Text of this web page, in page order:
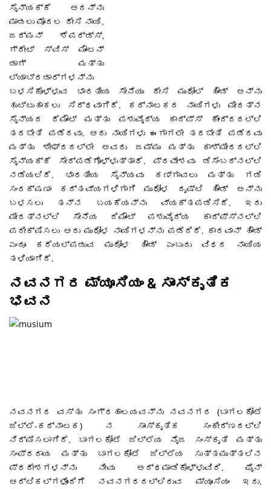
ಸೈನ್ಯಕ್ಕೆ ಅದನ್ನು
ಮಾಡಲು ಮೊದಲ ದೇಸಿ ನಾಯಿ.
ಜರ್ಮನ್ ಶೆಪರ್ಡ್ಸ್,
ಗ್ರೇಟ್ ಸ್ವಿಸ್ ಮೌಂಟನ್
ಡಾಗ್ ಮತ್ತು
ಲ್ಯಾಬ್ರಡಾರ್ಗಳನ್ನು
ಬಳಸಿಕೊಳ್ಳುವ ಭಾರತೀಯ ಸೇನೆಯು ದೇಸಿ ಮುಧೋಲ್ ಹೌಂಡ್ ಅನ್ನು
ಹುಟ್ಟುಹಾಕಲು ಸಿದ್ಧವಾಗಿದೆ. ಕರ್ನಾಟಕದ ನಾಯಿಗಳು ಮೀರತ್ನ
ಸೈನ್ಯದ ರೆಮೌಂಟ್ ಮತ್ತು ಪಶುವೈದ್ಯ ಕಾರ್ಪ್ಸ್ ಕೇಂದ್ರದಲ್ಲಿ
ತರಬೇತಿ ಪಡೆದವು. ಆರು ನಾಯಿಗಳು ಈಗಾಗಲೇ ತರಬೇತಿ ಪಡೆದವು
ಮತ್ತು ಶೀಘ್ರದಲ್ಲೇ ಅವರು ಜಮ್ಮು ಮತ್ತು ಕಾಶ್ಮೀರದಲ್ಲಿ
ಸೈನ್ಯಕ್ಕೆ ಸೇರ್ಪಡೆಗೊಳ್ಳುತ್ತಾರೆ. ಪ್ರವೇಶವು ಡಿಸೆಂಬರ್ನಲ್ಲಿ
ನಡೆಯಲಿದೆ. ಭಾರತೀಯ ಸೈನ್ಯವು ಕಣ್ಗಾವಲು ಮತ್ತು ಗಡಿ
ಸಂರಕ್ಷಣಾ ಕರ್ತವ್ಯಗಳಿಗಾಗಿ ಮುಧೋಳ ದೃಷ್ಟಿ ಹೌಂಡ್ ಅನ್ನು
ಬಳಸಲು ತನ್ನ ಬಯಕೆಯನ್ನು ವ್ಯಕ್ತಪಡಿಸಿದೆ. ಇದು
ಮೀರತ್ನಲ್ಲಿ ಸೇನೆಯ ರಿಮೌಂಟ್ ಪಶುವೈದ್ಯ ಕಾರ್ಪ್ಸ್ನಲ್ಲಿ
ಪರೀಕ್ಷಿಸಲು ಆರು ಮುಧೋಳ ನಾಯಿಗಳನ್ನು ಪಡೆದಿದೆ. ಕಾರವಾನ್ ಹೌಂಡ್
ಎಂದೂ ಕರೆಯಲ್ಪಡುವ ಮುದೋಳ ಹೌಂಡ್ ಎಂಬುದು ವಿಧದ ನಾಯಿಯ
ತಳಿಯಾಗಿದೆ.
ನವನಗರ ಮ್ಯೂಸಿಯಂ & ಸಾಂಸ್ಕೃತಿಕ
ಭವನ
ನವನಗರ ವಸ್ತು ಸಂಗ್ರಹಾಲಯವನ್ನು ನವನಗರ (ಬಾಗಲಕೋಟೆ
ಜಿಲ್ಲೆ-ಕರ್ನಾಟಕ) ನ ಸಾಂಸ್ಕೃತಿಕ ಸಂಕೀರ್ಣದಲ್ಲಿ
ನಿರ್ಮಿಸಲಾಗಿದೆ. ಬಾಗಲಕೋಟೆ ಜಿಲ್ಲೆಯ ನೈಜ ಸಂಸ್ಕೃತಿ ಮತ್ತು
ಸಂಪ್ರದಾಯ ಮತ್ತು ಬಾಗಲಕೋಟೆ ಜಿಲ್ಲೆಯ ಸುತ್ತಮುತ್ತಲಿನ
ಪ್ರದೇಶಗಳನ್ನು ನೀವು ಅರ್ಥಮಾಡಿಕೊಳ್ಳುವಿರಿ. ಫೈನ್
ಆರ್ಟಿಕಲ್ಗಳೊಂದಿಗೆ ನವನಗರದಲ್ಲಿರುವ ಮ್ಯೂಸಿಯಂ ಇದು.